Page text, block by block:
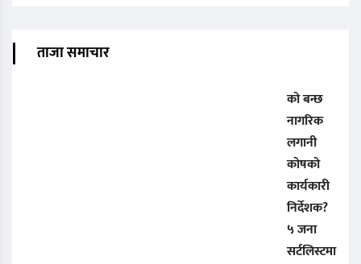
ताजा समाचार
को बन्छ
नागरिक
लगानी
कोषको
कार्यकारी
निर्देशक?
५ जना
सर्टलिस्टमा